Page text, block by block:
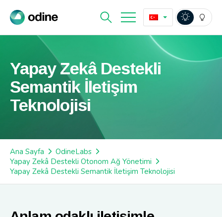
Yapay Zekâ Destekli
Semantik İletişim
Teknolojisi
Ana Sayfa
OdineLabs
Yapay Zekâ Destekli Otonom Ağ Yönetimi
Yapay Zekâ Destekli Semantik İletişim Teknolojisi